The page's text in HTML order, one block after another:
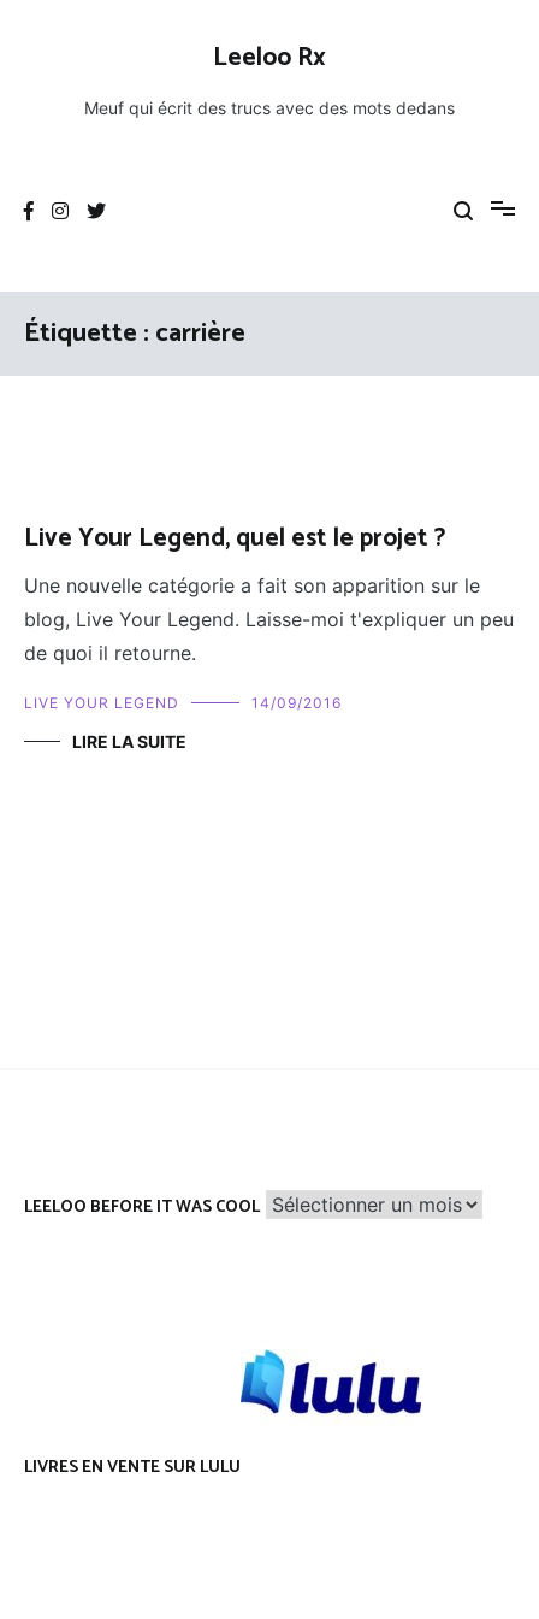
Leeloo Rx
Meuf qui écrit des trucs avec des mots dedans
Étiquette :carrière
Live Your Legend, quel est le projet ?
Une nouvelle catégorie a fait son apparition sur le
blog, Live Your Legend. Laisse-moi t'expliquer un peu
de quoi il retourne.
LIVE YOUR LEGEND 14/09/2016
LIRE LA SUITE
LEELOO BEFORE IT WAS COOL Leeloo
before
LIVRES EN VENTE SUR LULU